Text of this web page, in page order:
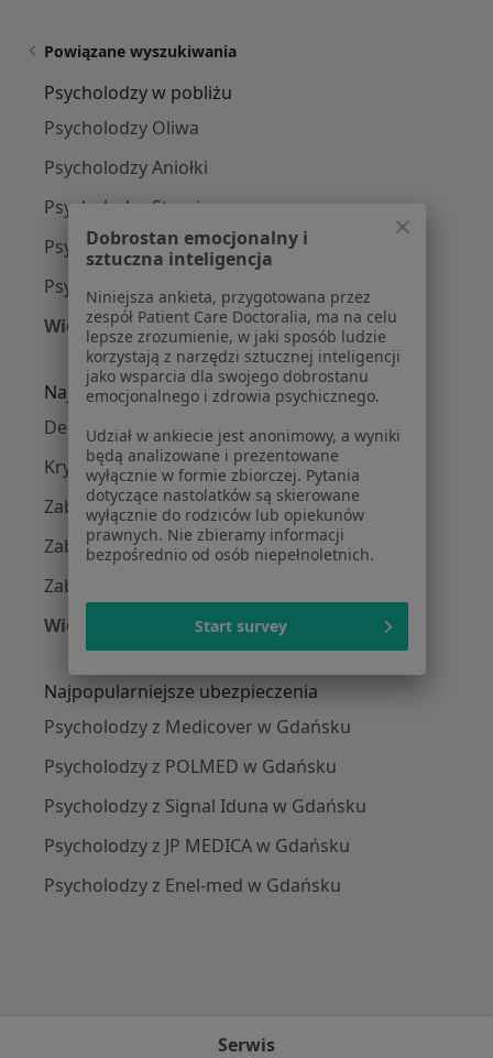
Powiązane wyszukiwania
Psycholodzy w pobliżu
Psycholodzy Oliwa
Psycholodzy Aniołki
Psycholodzy Strzyża
Psycholodzy Osowa
Psycholodzy Letnica
Więcej (10)
Więcej w kategorii: Psycholodzy w pobliżu
Najczęście leczone choroby
Depresja w Gdańsku
Kryzys emocjonalny w Gdańsku
Zaburzenia emocjonalne w Gdańsku
Zaburzenia lękowe w Gdańsku
Zaburzenia nastroju w Gdańsku
Więcej (15)
Więcej w kategorii: Najczęście leczone
Najpopularniejsze ubezpieczenia
Psycholodzy z Medicover w Gdańsku
Psycholodzy z POLMED w Gdańsku
Psycholodzy z Signal Iduna w Gdańsku
Psycholodzy z JP MEDICA w Gdańsku
Psycholodzy z Enel-med w Gdańsku
Serwis
Dobrostan emocjonalny i
sztuczna inteligencja
Niniejsza ankieta, przygotowana przez
zespół Patient Care Doctoralia, ma na celu
lepsze zrozumienie, w jaki sposób ludzie
korzystają z narzędzi sztucznej inteligencji
jako wsparcia dla swojego dobrostanu
emocjonalnego i zdrowia psychicznego.
Udział w ankiecie jest anonimowy, a wyniki
będą analizowane i prezentowane
wyłącznie w formie zbiorczej. Pytania
dotyczące nastolatków są skierowane
wyłącznie do rodziców lub opiekunów
prawnych. Nie zbieramy informacji
bezpośrednio od osób niepełnoletnich.
Start survey